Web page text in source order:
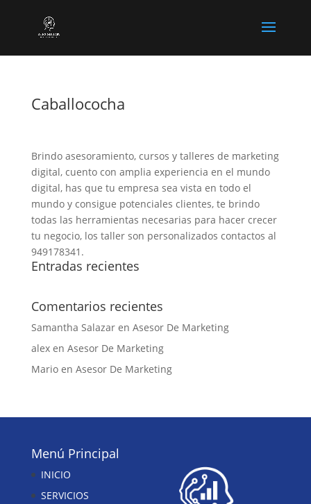
Caballococha
Brindo asesoramiento, cursos y talleres de marketing
digital, cuento con amplia experiencia en el mundo
digital, has que tu empresa sea vista en todo el
mundo y consigue potenciales clientes, te brindo
todas las herramientas necesarias para hacer crecer
tu negocio, los taller son personalizados contactos al
949178341.
Entradas recientes
Comentarios recientes
Samantha Salazaren Asesor De Marketing
alexen Asesor De Marketing
Marioen Asesor De Marketing
Menú Principal
INICIO
SERVICIOS